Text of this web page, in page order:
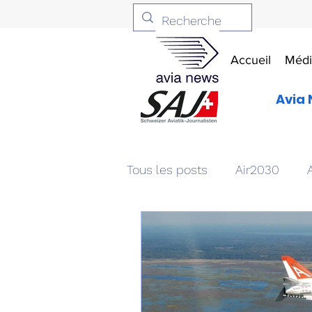
Accueil
Avia
Tous les posts Air2030
Aviation & Défense
Patrimoine aéronautique